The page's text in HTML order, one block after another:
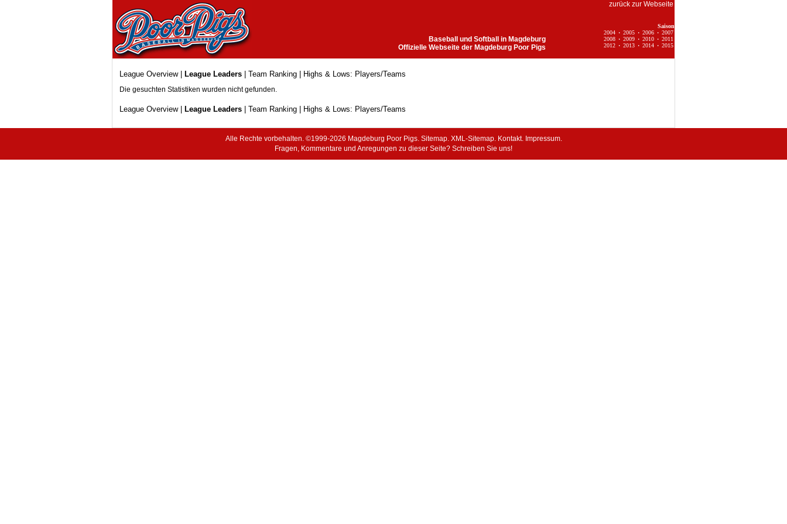
Baseball und Softball in Magdeburg
Offizielle Webseite der Magdeburg Poor Pigs
zurück zur Webseite
Saison
2004 · 2005 · 2006 · 2007
2008 · 2009 · 2010 · 2011
2012 · 2013 · 2014 · 2015
League Overview| League Leaders Team Ranking | Highs & Lows: Players/Teams
Die gesuchten Statistiken wurden nicht gefunden.
League Overview| League Leaders Team Ranking | Highs & Lows: Players/Teams
Alle Rechte vorbehalten. ©1999-2026 Magdeburg Poor Pigs. Sitemap. XML-Sitemap. Kontakt. Impressum.
Fragen, Kommentare und Anregungen zu dieser Seite? Schreiben Sie uns!